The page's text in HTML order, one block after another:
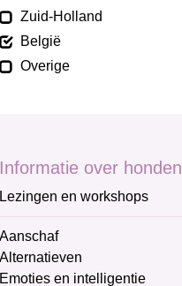
Zuid-Holland
België
Overige
Informatie over honden
Lezingen en workshops
Aanschaf
Alternatieven
Emoties en intelligentie